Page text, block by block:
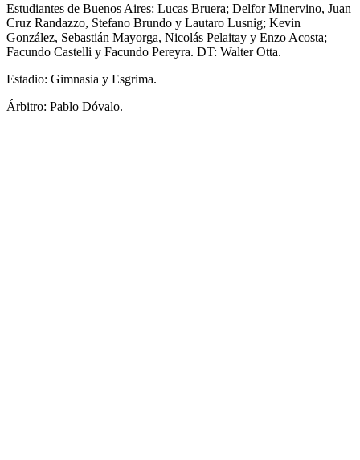
Estudiantes de Buenos Aires: Lucas Bruera; Delfor Minervino, Juan
Cruz Randazzo, Stefano Brundo y Lautaro Lusnig; Kevin
González, Sebastián Mayorga, Nicolás Pelaitay y Enzo Acosta;
Facundo Castelli y Facundo Pereyra. DT: Walter Otta.
Estadio: Gimnasia y Esgrima.
Árbitro: Pablo Dóvalo.